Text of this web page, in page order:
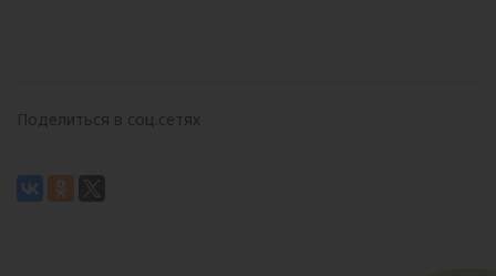
Поделиться в соц.сетях